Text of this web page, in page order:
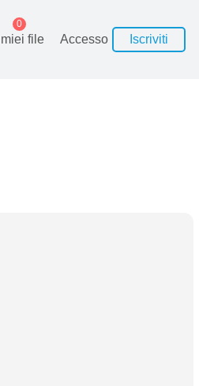
I miei file
0
Accesso Iscriviti